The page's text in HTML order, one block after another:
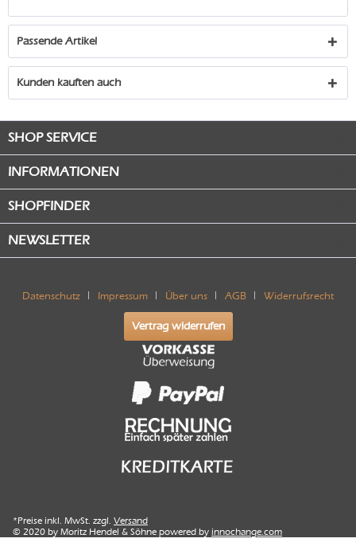
Passende Artikel
Kunden kauften auch
SHOP SERVICE
INFORMATIONEN
SHOPFINDER
NEWSLETTER
Datenschutz Impressum Über uns AGB Widerrufsrecht
Vertrag widerrufen
*Preise inkl. MwSt. zzgl. Versand
© 2020 by Moritz Hendel & Söhne powered by innochange.com